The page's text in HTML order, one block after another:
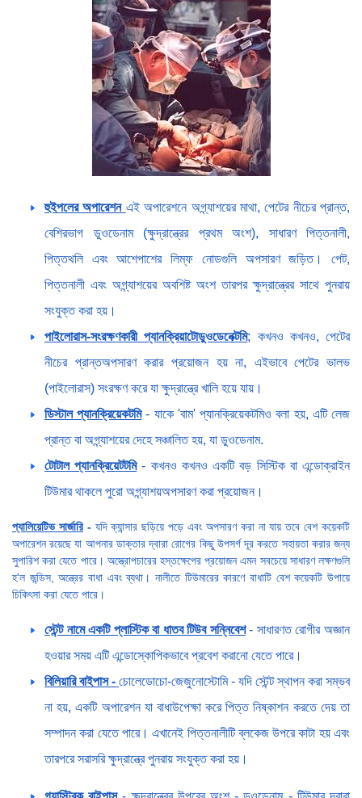
হুইপলের অপারেশন এই অপারেশনে অগ্ন্যাশয়ের মাথা, পেটের নীচের প্রান্ত,
বেশিরভাগ ডুওডেনাম (ক্ষুদ্রান্ত্রের প্রথম অংশ), সাধারণ পিত্তনালী,
পিত্তথলি এবং আশেপাশের লিম্ফ নোডগুলি অপসারণ জড়িত। পেট,
পিত্তনালী এবং অগ্ন্যাশয়ের অবশিষ্ট অংশ তারপর ক্ষুদ্রান্ত্রের সাথে পুনরায়
সংযুক্ত করা হয়।
পাইলোরাস-সংরক্ষণকারী প্যানক্রিয়াটোডুওডেনেক্টমি; কখনও কখনও, পেটের
নীচের প্রান্তঅপসারণ করার প্রয়োজন হয় না, এইভাবে পেটের ভালভ
(পাইলোরাস) সংরক্ষণ করে যা ক্ষুদ্রান্ত্রে খালি হয়ে যায়।
ডিস্টাল প্যানক্রিয়েকটমি- যাকে 'বাম' প্যানক্রিয়েকটমিও বলা হয়, এটি লেজ
প্রান্ত বা অগ্ন্যাশয়ের দেহে সঞ্চালিত হয়, যা ডুওডেনাম.
টোটাল প্যানক্রিয়েটটমি- কখনও কখনও একটি বড় সিস্টিক বা এন্ডোক্রাইন
টিউমার থাকলে পুরো অগ্ন্যাশয়অপসারণ করা প্রয়োজন।
প্যালিয়েটিভ সার্জারি- যদি ক্যান্সার ছড়িয়ে পড়ে এবং অপসারণ করা না যায় তবে বেশ কয়েকটি
অপারেশন রয়েছে যা আপনার ডাক্তার দ্বারা রোগের কিছু উপসর্গ দূর করতে সহায়তা করার জন্য
সুপারিশ করা যেতে পারে। অস্ত্রোপচারের হস্তক্ষেপের প্রয়োজন এমন সবচেয়ে সাধারণ লক্ষণগুলি
হ'ল জন্ডিস, অন্ত্রের বাধা এবং ব্যথা। নালীতে টিউমারের কারণে বাধাটি বেশ কয়েকটি উপায়ে
চিকিৎসা করা যেতে পারে।
স্টেন্ট নামে একটি প্লাস্টিক বা ধাতব টিউব সন্নিবেশ- সাধারণত রোগীর অজ্ঞান
হওয়ার সময় এটি এন্ডোস্কোপিকভাবে প্রবেশ করানো যেতে পারে।
বিলিয়ারি বাইপাস - চোলেডোচো-জেজুনোস্টোমি - যদি স্টেন্ট স্থাপন করা সম্ভব
না হয়, একটি অপারেশন যা বাধাউপেক্ষা করে পিত্ত নিষ্কাশন করতে দেয় তা
সম্পাদন করা যেতে পারে। এখানেই পিত্তনালীটি ব্লকেজ উপরে কাটা হয় এবং
তারপরে সরাসরি ক্ষুদ্রান্ত্রে পুনরায় সংযুক্ত করা হয়।